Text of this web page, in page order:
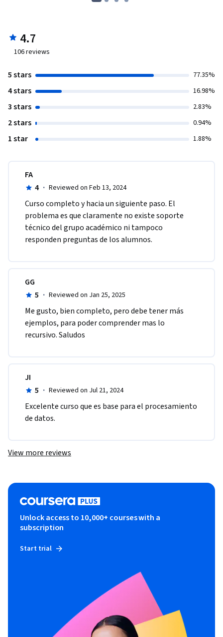
4.7
106reviews
5 stars 77.35%
4 stars 16.98%
3 stars 2.83%
2 stars 0.94%
1 star 1.88%
FA
4 · Reviewed on Feb 13, 2024
Curso completo y hacia un siguiente paso. El
problema es que claramente no existe soporte
técnico del grupo académico ni tampoco
responden preguntas de los alumnos.
GG
5 · Reviewed on Jan 25, 2025
Me gusto, bien completo, pero debe tener más
ejemplos, para poder comprender mas lo
recursivo. Saludos
JI
5 · Reviewed on Jul 21, 2024
Excelente curso que es base para el procesamiento
de datos.
View more reviews
Unlock access to 10,000+ courses with a
subscription
Start trial